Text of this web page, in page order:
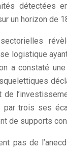
détectées
un horizon de
logistique
a constaté
de
trois ses
de supports
pas de